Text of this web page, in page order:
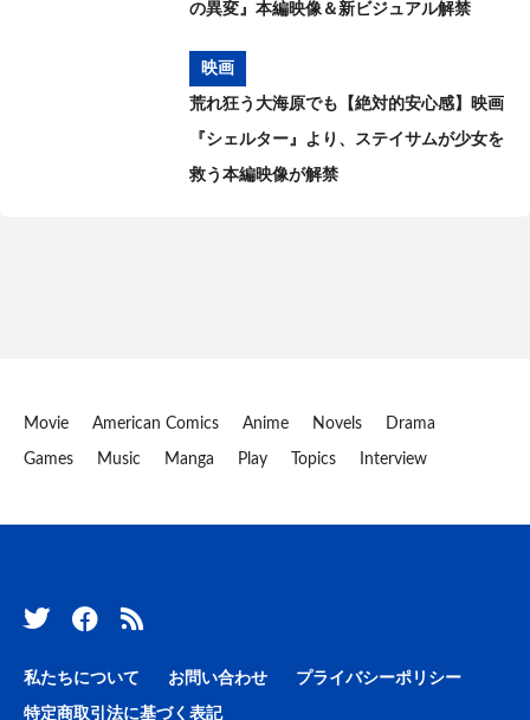
の異変』本編映像＆新ビジュアル解禁
映画
荒れ狂う大海原でも【絶対的安心感】映画
『シェルター』より、ステイサムが少女を
救う本編映像が解禁
Movie American Comics Anime Novels Drama
Games Music Manga Play Topics Interview
私たちについて お問い合わせ プライバシーポリシー
特定商取引法に基づく表記